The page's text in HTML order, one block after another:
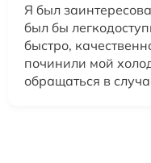
Я был
был бы
быстро,
починили мой
обращаться в